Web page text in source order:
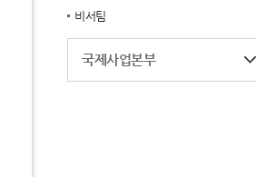
비서팀
국제사업본부